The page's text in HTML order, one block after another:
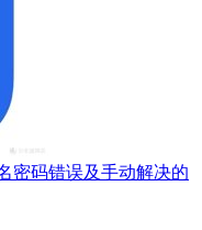
密码错误及手动解决的